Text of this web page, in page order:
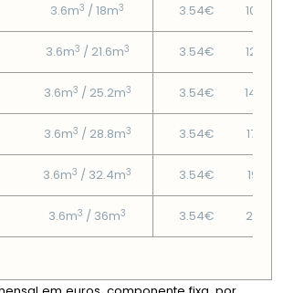
3.6m3 / 18m3 3.54€ 10.65€
3.6m3 / 21.6m3 3.54€ 12.79€
3.6m3 / 25.2m3 3.54€
3.6m3 / 28.8m3 3.54€ 17.07€
3.6m3 / 32.4m3 3.54€ 19.21€
3.6m3 / 36m3 3.54€ 21.35€